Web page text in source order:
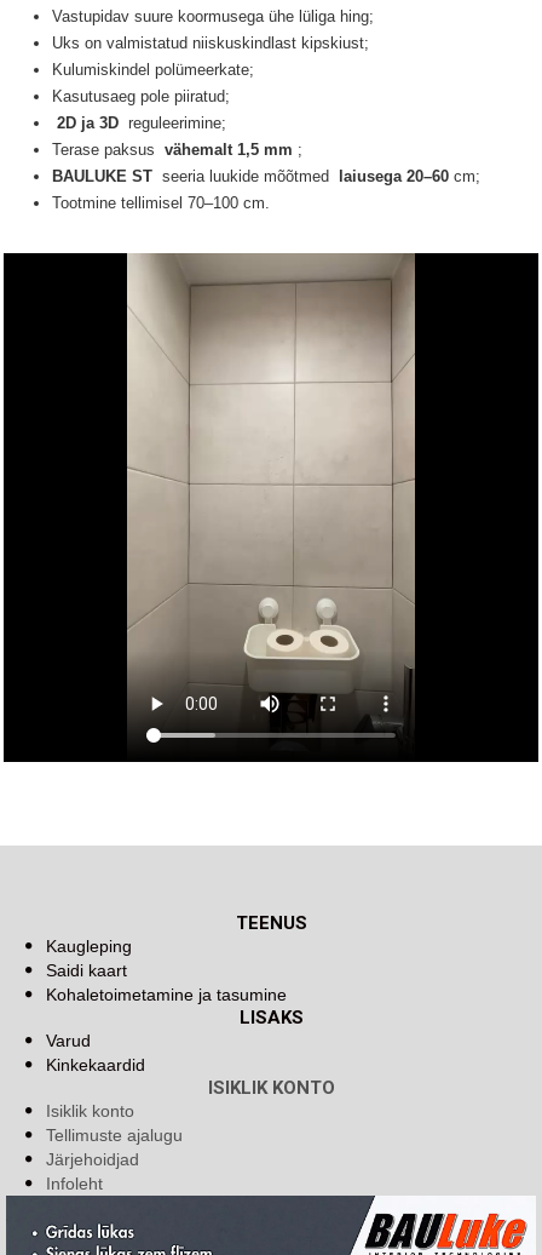
Vastupidav suure koormusega ühe lüliga hing;
Uks on valmistatud niiskuskindlast kipskiust;
Kulumiskindel polümeerkate;
Kasutusaeg pole piiratud;
2D ja 3D reguleerimine;
Terase paksus vähemalt 1,5 mm ;
BAULUKE ST seeria luukide mõõtmed laiusega 20–60 cm;
Tootmine tellimisel 70–100 cm.
TEENUS
Kaugleping
Saidi kaart
Kohaletoimetamine ja tasumine
LISAKS
Varud
Kinkekaardid
ISIKLIK KONTO
Isiklik konto
Tellimuste ajalugu
Järjehoidjad
Infoleht